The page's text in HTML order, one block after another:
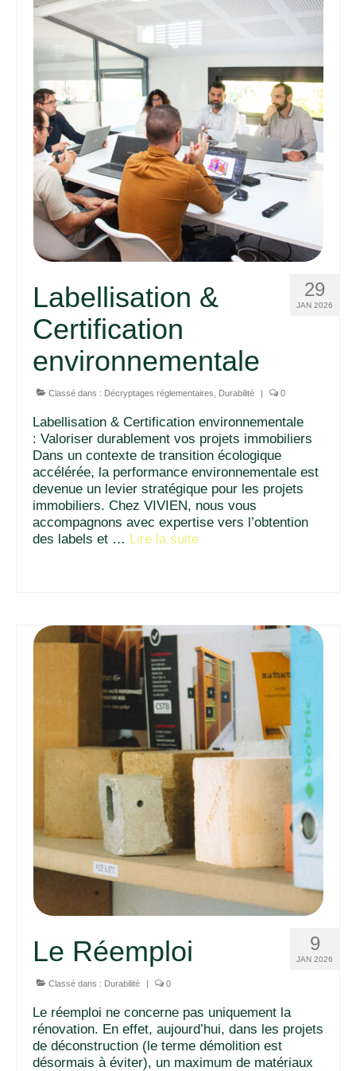
29
JAN 2026
Labellisation &
Certification
environnementale
Classé dans : Décryptages réglementaires Durabilité | 0
Labellisation & Certification environnementale
: Valoriser durablement vos projets immobiliers
Dans un contexte de transition écologique
accélérée, la performance environnementale est
devenue un levier stratégique pour les projets
immobiliers. Chez VIVIEN, nous vous
accompagnons avec expertise vers l’obtention
des labels et … Lire la suite­­
9
JAN 2026
Le Réemploi
Classé dans : Durabilité | 0
Le réemploi ne concerne pas uniquement la
rénovation. En effet, aujourd’hui, dans les projets
de déconstruction (le terme démolition est
désormais à éviter), un maximum de matériaux